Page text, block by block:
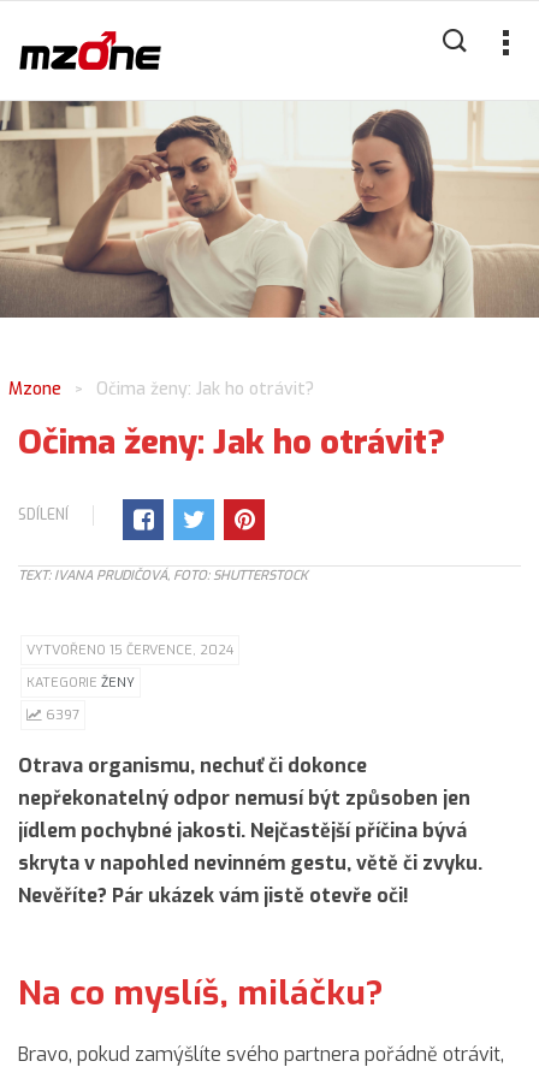
Mzone > Očima ženy: Jak ho otrávit?
Očima ženy: Jak ho otrávit?
SDÍLENÍ
TEXT: IVANA PRUDIČOVÁ, FOTO: SHUTTERSTOCK
VYTVOŘENO 15 ČERVENCE, 2024
KATEGORIE ŽENY
6397
Otrava organismu, nechuť či dokonce
nepřekonatelný odpor nemusí být způsoben jen
jídlem pochybné jakosti. Nejčastější příčina bývá
skryta v napohled nevinném gestu, větě či zvyku.
Nevěříte? Pár ukázek vám jistě otevře oči!
Na co myslíš, miláčku?
Bravo, pokud zamýšlíte svého partnera pořádně otrávit,